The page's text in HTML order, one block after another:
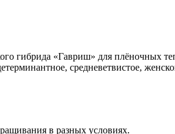
гибрида «Гавриш» для плёночных
средневетвистое,
в разных условиях.